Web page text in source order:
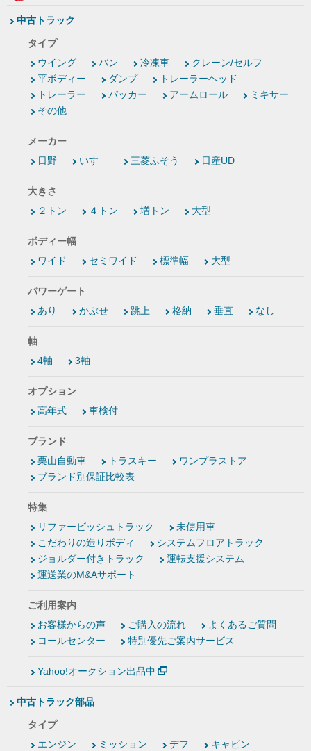
中古トラック
タイプ
ウイング
バン 冷凍車
クレーン/セルフ
平ボディー
ダンプ
トレーラーヘッド
トレーラー
パッカー アームロール
ミキサー
その他
メーカー
日野
いすゞ 三菱ふそう 日産UD
大きさ
２トン
４トン 増トン 大型
ボディー幅
ワイド
セミワイド 標準幅 大型
パワーゲート
あり
かぶせ 跳上 格納 垂直 なし
軸
4軸
3軸
オプション
高年式
車検付
ブランド
栗山自動車
トラスキー
ワンプラストア
ブランド別保証比較表
特集
リファービッシュトラック
未使用車
こだわりの造りボディ
システムフロアトラック
ジョルダー付きトラック
運転支援システム
運送業のM&Aサポート
ご利用案内
お客様からの声
ご購入の流れ
よくあるご質問
コールセンター
特別優先ご案内サービス
Yahoo!オークション出品中
中古トラック部品
タイプ
エンジン
ミッション デフ
キャビン